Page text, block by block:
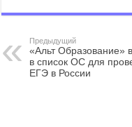
Предыдущий
«Альт Образование»
в список ОС для
ЕГЭ в России